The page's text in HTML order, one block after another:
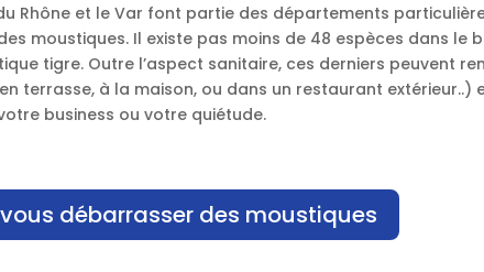
Rhône et le Var font partie des départements
moustiques. Il existe pas moins de 48 espèces dans le
tigre. Outre l’aspect sanitaire, ces derniers peuvent
terrasse, à la maison, ou dans un restaurant extérieur..)
business ou votre quiétude.
débarrasser des moustiques